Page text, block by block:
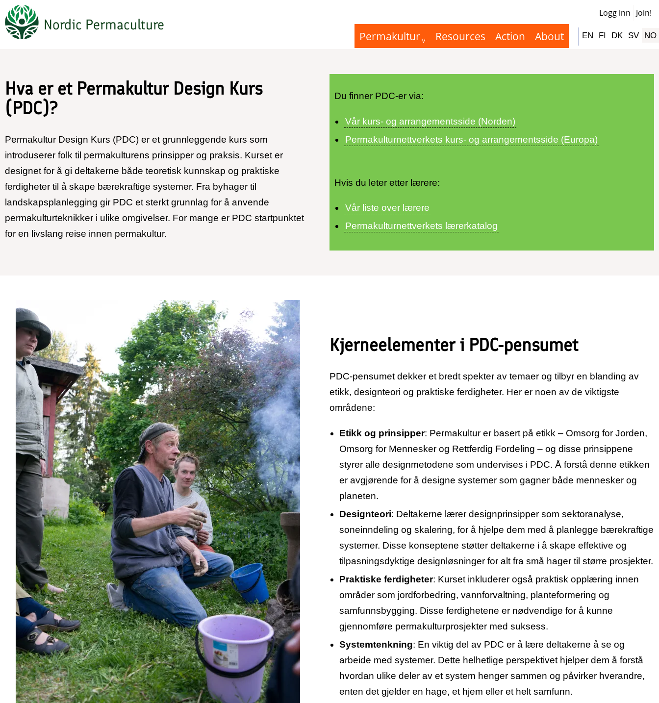
Skip
to
main
Nordic Permaculture
User
Logg inn Join!
Hauptnavigation
Permakultur Resources Action About EN FI DK SV NO
Hva er et Permakultur Design Kurs
(PDC)?
Permakultur Design Kurs (PDC) er et grunnleggende kurs som
introduserer folk til permakulturens prinsipper og praksis. Kurset er
designet for å gi deltakerne både teoretisk kunnskap og praktiske
ferdigheter til å skape bærekraftige systemer. Fra byhager til
landskapsplanlegging gir PDC et sterkt grunnlag for å anvende
permakulturteknikker i ulike omgivelser. For mange er PDC startpunktet
for en livslang reise innen permakultur.
Du finner PDC-er via:
Vår kurs- og arrangementsside (Norden)
Permakulturnettverkets kurs- og arrangementsside (Europa)
Hvis du leter etter lærere:
Vår liste over lærere
Permakulturnettverkets lærerkatalog
Kjerneelementer i PDC-pensumet
PDC-pensumet dekker et bredt spekter av temaer og tilbyr en blanding av
etikk, designteori og praktiske ferdigheter. Her er noen av de viktigste
områdene:
Etikk og prinsipper: Permakultur er basert på etikk – Omsorg for Jorden,
Omsorg for Mennesker og Rettferdig Fordeling – og disse prinsippene
styrer alle designmetodene som undervises i PDC. Å forstå denne etikken
er avgjørende for å designe systemer som gagner både mennesker og
planeten.
Designteori: Deltakerne lærer designprinsipper som sektoranalyse,
soneinndeling og skalering, for å hjelpe dem med å planlegge bærekraftige
systemer. Disse konseptene støtter deltakerne i å skape effektive og
tilpasningsdyktige designløsninger for alt fra små hager til større prosjekter.
Praktiske ferdigheter: Kurset inkluderer også praktisk opplæring innen
områder som jordforbedring, vannforvaltning, planteformering og
samfunnsbygging. Disse ferdighetene er nødvendige for å kunne
gjennomføre permakulturprosjekter med suksess.
Systemtenkning: En viktig del av PDC er å lære deltakerne å se og
arbeide med systemer. Dette helhetlige perspektivet hjelper dem å forstå
hvordan ulike deler av et system henger sammen og påvirker hverandre,
enten det gjelder en hage, et hjem eller et helt samfunn.